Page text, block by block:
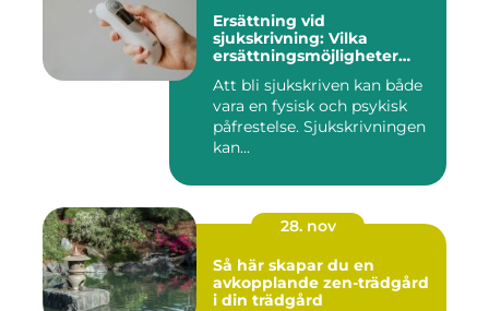
Ersättning vid
sjukskrivning: Vilka
ersättningsmöjligheter
Att bli sjukskriven kan både
vara en fysisk och psykisk
påfrestelse. Sjukskrivningen
kan...
28. nov
Så här skapar du en
avkopplande zen-trädgård
i din trädgård